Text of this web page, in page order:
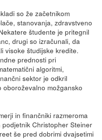
so že začetnikom
stanovanja, zdravstveno
študente je pritegnil
drugi so izračunali, da
visoke študijske kredite.
prednosti pri
algoritmi,
sektor je odkril
možgansko
in finančniki razmeroma
Christopher Steiner
še pred dobrimi dvajsetimi